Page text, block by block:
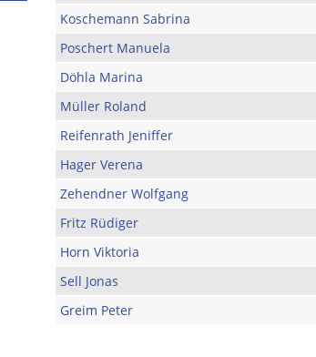
Koschemann Sabrina
Poschert Manuela
Döhla Marina
Müller Roland
Reifenrath Jeniffer
Hager Verena
Zehendner Wolfgang
Fritz Rüdiger
Horn Viktoria
Sell Jonas
Greim Peter